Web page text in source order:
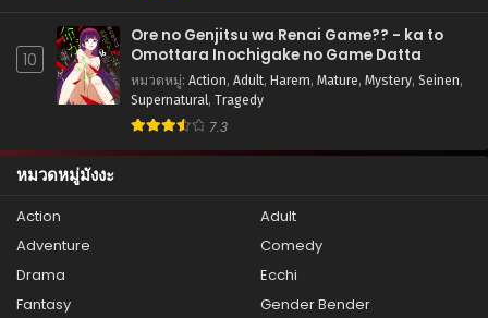
10
Ore no Genjitsu wa Renai Game?? - ka to
Omottara Inochigake no Game Datta
หมวดหมู่: Action, Adult, Harem, Mature, Mystery, Seinen,
Supernatural, Tragedy
7.3
หมวดหมู่มังงะ
Action
Adult
Adventure
Comedy
Drama
Ecchi
Fantasy
Gender Bender